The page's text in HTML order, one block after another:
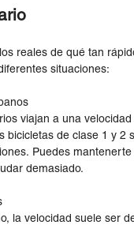
reales de qué tan
situaciones:
viajan a una
bicicletas de clase 1 y 2
Puedes mantenerte
demasiado.
la velocidad suele ser